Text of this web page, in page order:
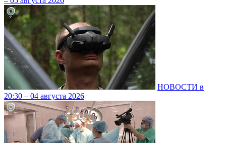
НОВОСТИ в
20:30 – 04 августа 2026